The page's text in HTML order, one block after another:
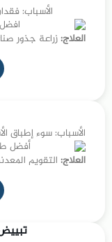
الأسباب:
العلاج:زراعة جذور
الأسباب: سوء إطباق
العلاج: التقويم